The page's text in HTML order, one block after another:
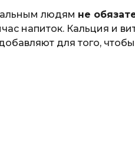
людям не
напиток. Кальция и
для того,